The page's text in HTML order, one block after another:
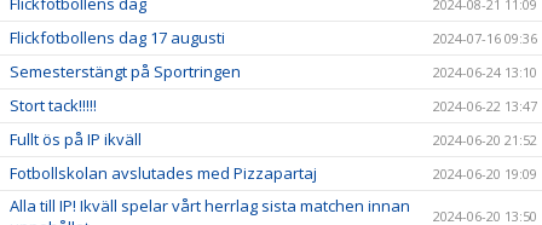
2024-08-21 11:09
Flickfotbollens dag 17 augusti 2024-07-16 09:36
Semesterstängt på Sportringen 2024-06-24 13:10
Stort tack!!!!! 2024-06-22 13:47
Fullt ös på IP ikväll 2024-06-20 21:52
Fotbollskolan avslutades med Pizzapartaj 2024-06-20 19:09
Alla till IP! Ikväll spelar vårt herrlag sista matchen innan
2024-06-20 13:50